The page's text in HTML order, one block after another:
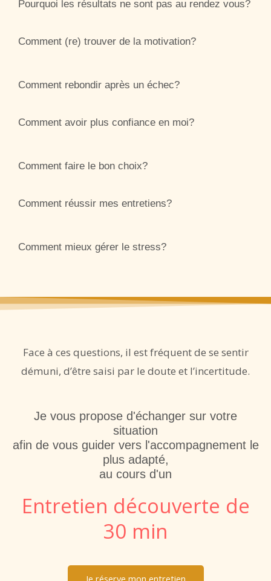
Pourquoi les résultats ne sont pas au rendez vous?
Comment (re) trouver de la motivation?
Comment rebondir après un échec?
Comment avoir plus confiance en moi?
Comment faire le bon choix?
Comment réussir mes entretiens?
Comment mieux gérer le stress?
Face à ces questions, il est fréquent de se sentir
démuni, d’être saisi par le doute et l’incertitude.
Je vous propose d'échanger sur votre
situation
afin de vous guider vers l'accompagnement le
plus adapté,
au cours d'un
Entretien découverte de
30 min
Je réserve mon entretien